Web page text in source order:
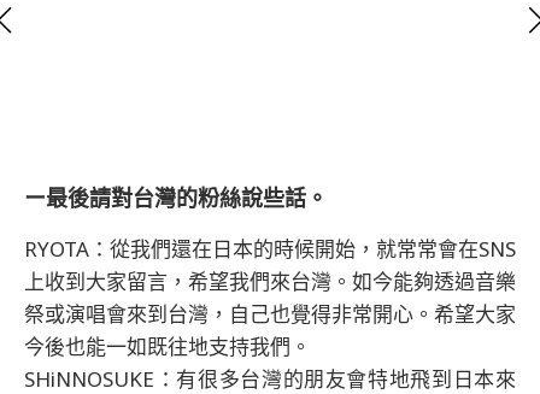
ー最後請對台灣的粉絲說些話。
RYOTA：從我們還在日本的時候開始，就常常會在SNS
上收到大家留言，希望我們來台灣。如今能夠透過音樂
祭或演唱會來到台灣，自己也覺得非常開心。希望大家
今後也能一如既往地支持我們。
SHiNNOSUKE：有很多台灣的朋友會特地飛到日本來